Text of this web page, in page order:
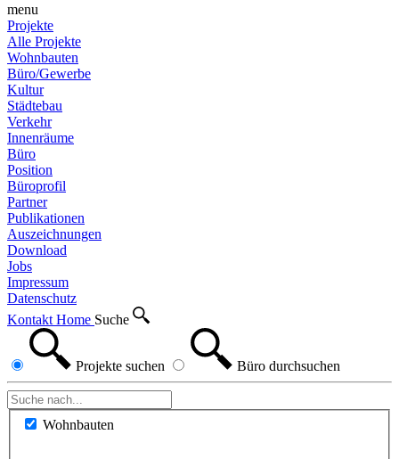
menu
Projekte
Alle Projekte
Wohnbauten
Büro/Gewerbe
Kultur
Städtebau
Verkehr
Innenräume
Büro
Position
Büroprofil
Partner
Publikationen
Auszeichnungen
Download
Jobs
Impressum
Datenschutz
Kontakt Home Suche
Projekte suchen Büro durchsuchen
Wohnbauten